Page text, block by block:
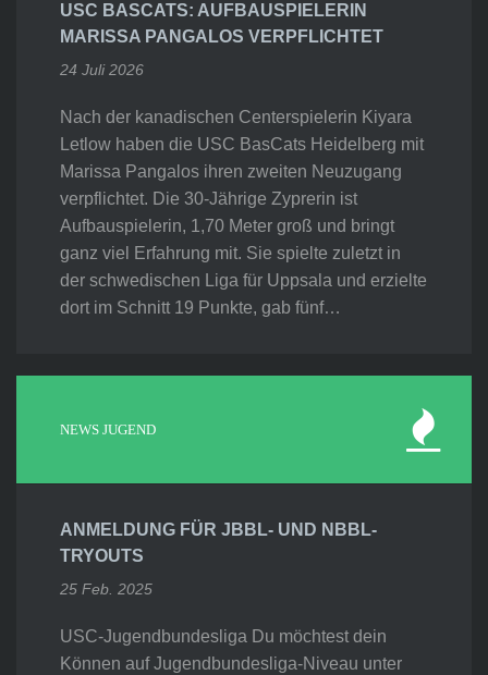
USC BASCATS: AUFBAUSPIELERIN
MARISSA PANGALOS VERPFLICHTET
24 Juli 2026
Nach der kanadischen Centerspielerin Kiyara
Letlow haben die USC BasCats Heidelberg mit
Marissa Pangalos ihren zweiten Neuzugang
verpflichtet. Die 30-Jährige Zyprerin ist
Aufbauspielerin, 1,70 Meter groß und bringt
ganz viel Erfahrung mit. Sie spielte zuletzt in
der schwedischen Liga für Uppsala und erzielte
dort im Schnitt 19 Punkte, gab fünf…
NEWS JUGEND
ANMELDUNG FÜR JBBL- UND NBBL-
TRYOUTS
25 Feb. 2025
USC-Jugendbundesliga Du möchtest dein
Können auf Jugendbundesliga-Niveau unter